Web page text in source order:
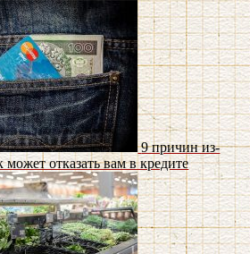
9 причин из-
может отказать вам в кредите